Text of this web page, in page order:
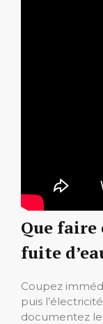
Que faire
fuite
Coupez
puis
documentez